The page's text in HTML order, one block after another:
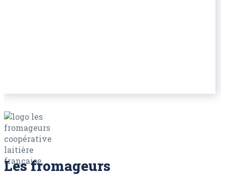
Les fromageurs